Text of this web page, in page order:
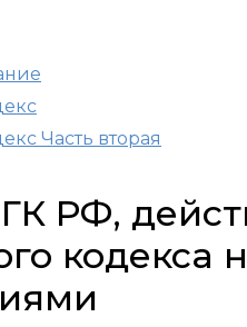
Часть вторая
ГК РФ,
кодекса